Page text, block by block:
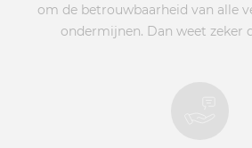
om de betrouwbaarheid van alle
ondermijnen. Dan weet zeker